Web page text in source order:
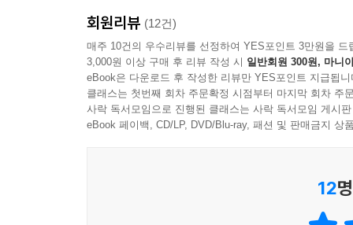
회원리뷰 (12건)
매주 10건의 우수리뷰를 선정하여 YES포인트 3만원을 드
3,000원 이상 구매 후 리뷰 작성 시 일반회원 300원, 마니
eBook은 다운로드 후 작성한 리뷰만 YES포인트 지급됩니
클래스는 첫번째 회차 주문확정 시점부터 마지막 회차 주
사락 독서모임으로 진행된 클래스는 사락 독서모임 게시
eBook 페이백, CD/LP, DVD/Blu-ray, 패션 및 판매금지 상
12